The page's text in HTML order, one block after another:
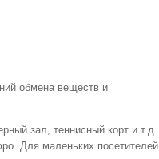
обмена веществ и
зал, теннисный корт и т.д.
Для маленьких посетителей